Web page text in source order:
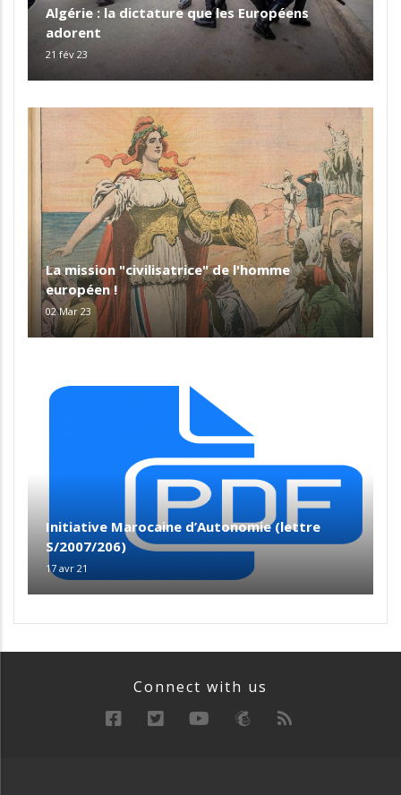
Algérie : la dictature que les Européens
adorent
21 fév 23
La mission "civilisatrice" de l'homme
européen !
02 Mar 23
Initiative Marocaine d’Autonomie (lettre
S/2007/206)
17 avr 21
Connect with us